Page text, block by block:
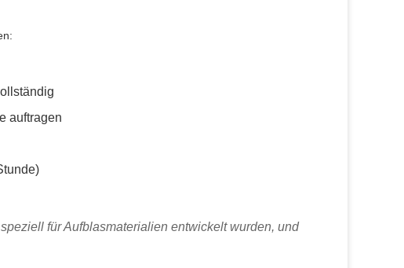
auftragen
für Aufblasmaterialien entwickelt wurden, und